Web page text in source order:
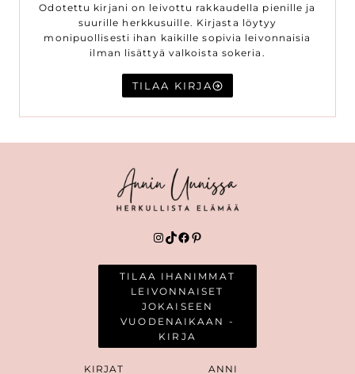
Odotettu kirjani on leivottu rakkaudella pienille ja
suurille herkkusuille. Kirjasta löytyy
monipuollisesti ihan kaikille sopivia leivonnaisia
ilman lisättyä valkoista sokeria.
TILAA KIRJA
Instagram
TikTok
Facebook
Pinterest
TILAA IHANIMMAT
LEIVONNAISET
JOKAISEEN
VUODENAIKAAN -
KIRJA
KIRJAT ANNI